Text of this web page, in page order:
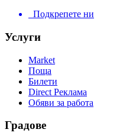
Подкрепете ни
Услуги
Market
Поща
Билети
Direct Реклама
Обяви за работа
Градове